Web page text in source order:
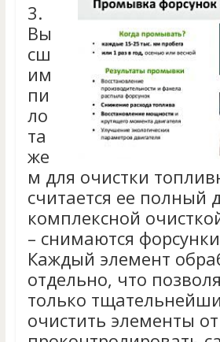
3.
Вы
сш
им
пи
ло
та
же
м для очистки
считается ее полный
комплексной
– снимаются
Каждый элемент
отдельно, что
только
очистить элементы